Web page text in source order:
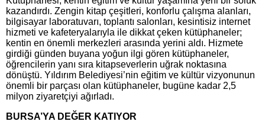
kazandırdı. Zengin kitap çeşitleri, konforlu çalışma alanları,
bilgisayar laboratuvarı, toplantı salonları, kesintisiz internet
hizmeti ve kafeteryalarıyla ile dikkat çeken kütüphaneler;
kentin en önemli merkezleri arasında yerini aldı. Hizmete
girdiği günden buyana yoğun ilgi gören kütüphaneler,
öğrencilerin yanı sıra kitapseverlerin uğrak noktasına
dönüştü. Yıldırım Belediyesi’nin eğitim ve kültür vizyonunun
önemli bir parçası olan kütüphaneler, bugüne kadar 2,5
milyon ziyaretçiyi ağırladı.
BURSA’YA DEĞER KATIYOR